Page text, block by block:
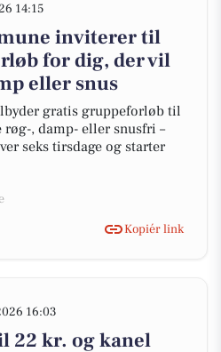
14:15
inviterer til
for dig, der vil
eller snus
gratis gruppeforløb til
, damp- eller snusfri –
seks tirsdage og starter
Kopiér link
16:03
22 kr. og kanel